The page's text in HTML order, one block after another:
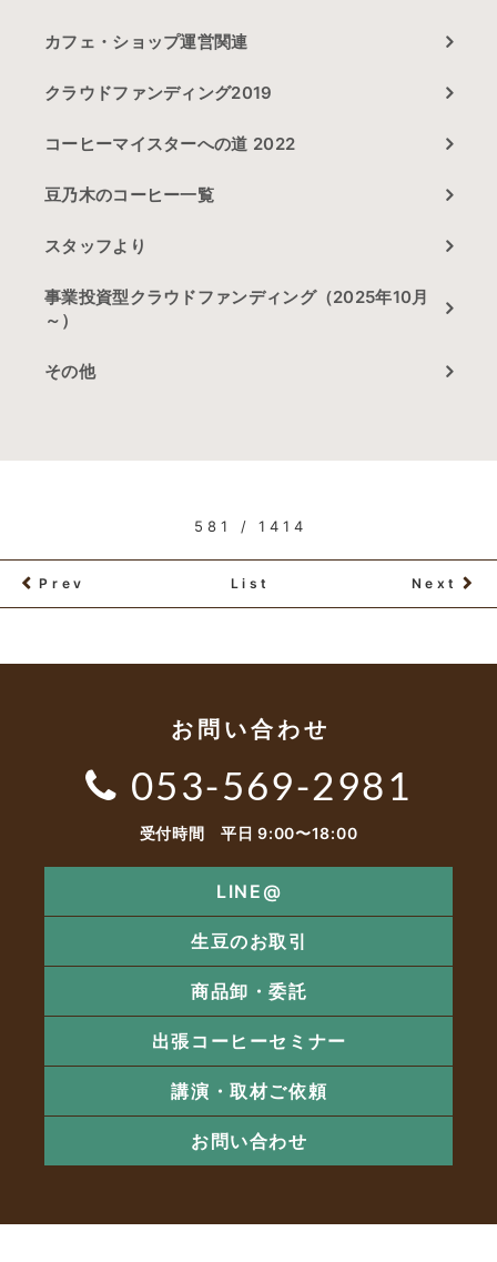
カフェ・ショップ運営関連
クラウドファンディング2019
コーヒーマイスターへの道 2022
豆乃木のコーヒー一覧
スタッフより
事業投資型クラウドファンディング（2025年10月
～）
その他
581 / 1414
Prev List Next
お問い合わせ
053-569-2981
受付時間 平日 9:00〜18:00
LINE@
生豆のお取引
商品卸・委託
出張コーヒーセミナー
講演・取材ご依頼
お問い合わせ